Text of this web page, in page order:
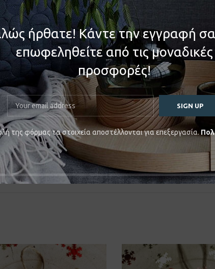
ήρθατε! Κάντε την εγγραφή
επωφεληθείτε από τις μοναδικές
προσφορές!
της φόρμας τα στοιχεία αποστέλλονται για επεξεργασία.
ΠΕΡΙΓΡΑΦΉ
με βάση.